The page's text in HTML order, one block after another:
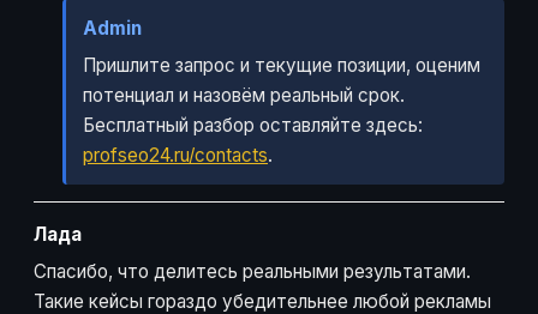
Admin
Пришлите запрос и текущие позиции, оценим
потенциал и назовём реальный срок.
Бесплатный разбор оставляйте здесь:
profseo24.ru/contacts.
Лада
Спасибо, что делитесь реальными результатами.
Такие кейсы гораздо убедительнее любой рекламы